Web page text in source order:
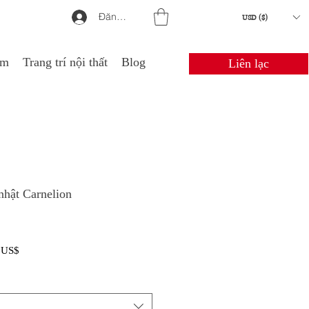
Đăng nhập USD ($)
Trang trí nội thất Blog Liên lạc
Carnelion